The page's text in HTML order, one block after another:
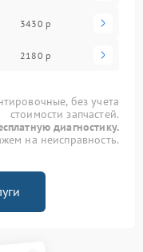
3430 р
2180 р
без учета
стоимости запчастей.
диагностику.
на неисправность.